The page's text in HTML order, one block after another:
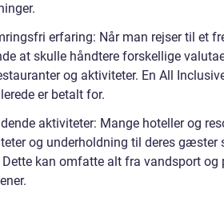
erfaring: Når man rejser til et
at skulle håndtere forskellige
og aktiviteter. En All
er betalt for.
aktiviteter: Mange hoteller og
og underholdning til deres gæster
Dette kan omfatte alt fra vandsport og